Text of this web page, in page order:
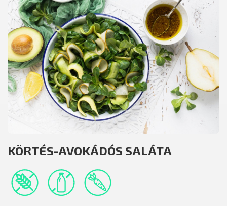
KÖRTÉS-AVOKÁDÓS SALÁTA